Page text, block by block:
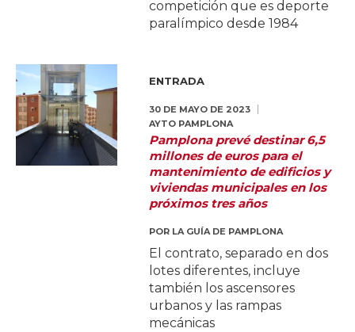
competición que es deporte
paralímpico desde 1984
ENTRADA
30 DE MAYO DE 2023
AYTO PAMPLONA
Pamplona prevé destinar 6,5
millones de euros para el
mantenimiento de edificios y
viviendas municipales en los
próximos tres años
POR LA GUÍA DE PAMPLONA
El contrato, separado en dos
lotes diferentes, incluye
también los ascensores
urbanos y las rampas
mecánicas